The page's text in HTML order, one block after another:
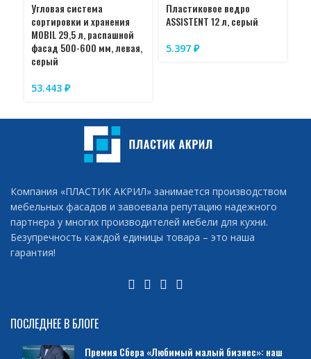
Угловая система
сортировки и хранения
MOBIL 29,5 л, распашной
фасад 500-600 мм, левая,
серый
53.443 ₽
Пластиковое ведро
ASSISTENT 12 л, серый
5.397 ₽
Компания «ПЛАСТИК АКРИЛ» занимается производством
мебельных фасадов и завоевала репутацию надежного
партнера у многих производителей мебели для кухни.
Безупречность каждой единицы товара – это наша
гарантия!
ПОСЛЕДНЕЕ В БЛОГЕ
Премия Сбера «Любимый малый бизнес»: наш